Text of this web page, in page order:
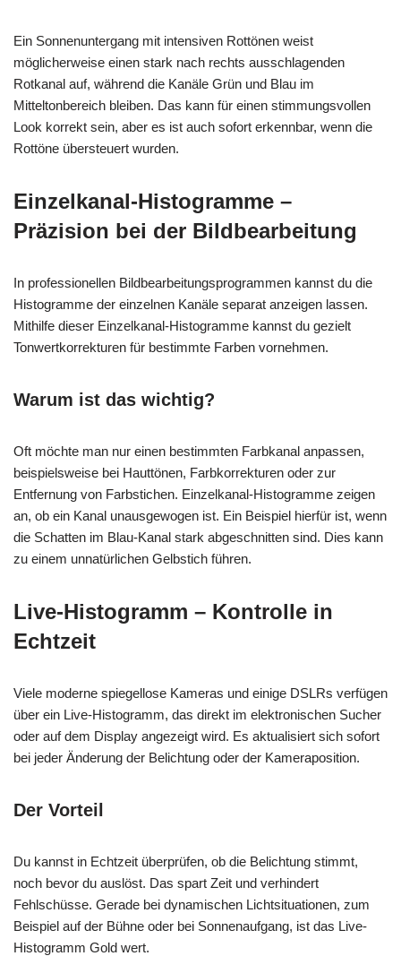
Ein Sonnenuntergang mit intensiven Rottönen weist
möglicherweise einen stark nach rechts ausschlagenden
Rotkanal auf, während die Kanäle Grün und Blau im
Mitteltonbereich bleiben. Das kann für einen stimmungsvollen
Look korrekt sein, aber es ist auch sofort erkennbar, wenn die
Rottöne übersteuert wurden.
Einzelkanal-Histogramme –
Präzision bei der Bildbearbeitung
In professionellen Bildbearbeitungsprogrammen kannst du die
Histogramme der einzelnen Kanäle separat anzeigen lassen.
Mithilfe dieser Einzelkanal-Histogramme kannst du gezielt
Tonwertkorrekturen für bestimmte Farben vornehmen.
Warum ist das wichtig?
Oft möchte man nur einen bestimmten Farbkanal anpassen,
beispielsweise bei Hauttönen, Farbkorrekturen oder zur
Entfernung von Farbstichen. Einzelkanal-Histogramme zeigen
an, ob ein Kanal unausgewogen ist. Ein Beispiel hierfür ist, wenn
die Schatten im Blau-Kanal stark abgeschnitten sind. Dies kann
zu einem unnatürlichen Gelbstich führen.
Live-Histogramm – Kontrolle in
Echtzeit
Viele moderne spiegellose Kameras und einige DSLRs verfügen
über ein Live-Histogramm, das direkt im elektronischen Sucher
oder auf dem Display angezeigt wird. Es aktualisiert sich sofort
bei jeder Änderung der Belichtung oder der Kameraposition.
Der Vorteil
Du kannst in Echtzeit überprüfen, ob die Belichtung stimmt,
noch bevor du auslöst. Das spart Zeit und verhindert
Fehlschüsse. Gerade bei dynamischen Lichtsituationen, zum
Beispiel auf der Bühne oder bei Sonnenaufgang, ist das Live-
Histogramm Gold wert.